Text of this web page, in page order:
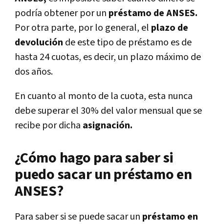
podría obtener por un préstamo de ANSES.
Por otra parte, por lo general, el plazo de
devolución de este tipo de préstamo es de
hasta 24 cuotas, es decir, un plazo máximo de
dos años.
En cuanto al monto de la cuota, esta nunca
debe superar el 30% del valor mensual que se
recibe por dicha asignación.
¿Cómo hago para saber si
puedo sacar un préstamo en
ANSES?
Para saber si se puede sacar un préstamo en